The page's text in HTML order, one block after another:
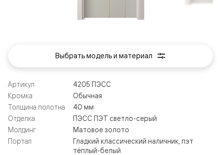
Артикул
4205 ПЭСС
Кромка
Обычная
Толщина полотна
40 мм
Отделка
ПЭСС ПЭТ светло-серый
Молдинг
Матовое золото
Портал
Гладкий классический наличник, пэт
тёплый-белый
Выбрать модель и материал